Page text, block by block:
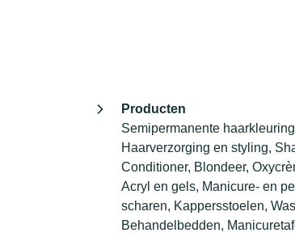
Producten
Semipermanente
Haarverzorging en styling,
Conditioner, Blondeer,
Acryl en gels, Manicure- en
scharen, Kappersstoelen,
Behandelbedden,